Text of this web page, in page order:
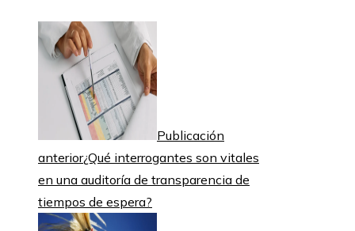
Publicación
anterior¿Qué interrogantes son vitales
en una auditoría de transparencia de
tiempos de espera?